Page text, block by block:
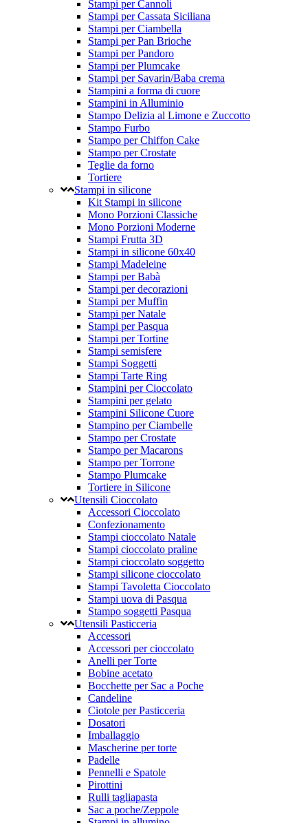
Stampi per Cannoli
Stampi per Cassata Siciliana
Stampi per Ciambella
Stampi per Pan Brioche
Stampi per Pandoro
Stampi per Plumcake
Stampi per Savarin/Baba crema
Stampini a forma di cuore
Stampini in Alluminio
Stampo Delizia al Limone e Zuccotto
Stampo Furbo
Stampo per Chiffon Cake
Stampo per Crostate
Teglie da forno
Tortiere
Stampi in silicone
Kit Stampi in silicone
Mono Porzioni Classiche
Mono Porzioni Moderne
Stampi Frutta 3D
Stampi in silicone 60x40
Stampi Madeleine
Stampi per Babà
Stampi per decorazioni
Stampi per Muffin
Stampi per Natale
Stampi per Pasqua
Stampi per Tortine
Stampi semisfere
Stampi Soggetti
Stampi Tarte Ring
Stampini per Cioccolato
Stampini per gelato
Stampini Silicone Cuore
Stampino per Ciambelle
Stampo per Crostate
Stampo per Macarons
Stampo per Torrone
Stampo Plumcake
Tortiere in Silicone
Utensili Cioccolato
Accessori Cioccolato
Confezionamento
Stampi cioccolato Natale
Stampi cioccolato praline
Stampi cioccolato soggetto
Stampi silicone cioccolato
Stampi Tavoletta Cioccolato
Stampi uova di Pasqua
Stampo soggetti Pasqua
Utensili Pasticceria
Accessori
Accessori per cioccolato
Anelli per Torte
Bobine acetato
Bocchette per Sac a Poche
Candeline
Ciotole per Pasticceria
Dosatori
Imballaggio
Mascherine per torte
Padelle
Pennelli e Spatole
Pirottini
Rulli tagliapasta
Sac a poche/Zeppole